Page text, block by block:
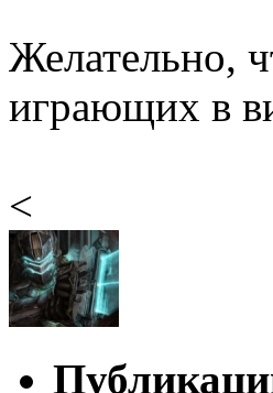
Желательно,
играющих в
<